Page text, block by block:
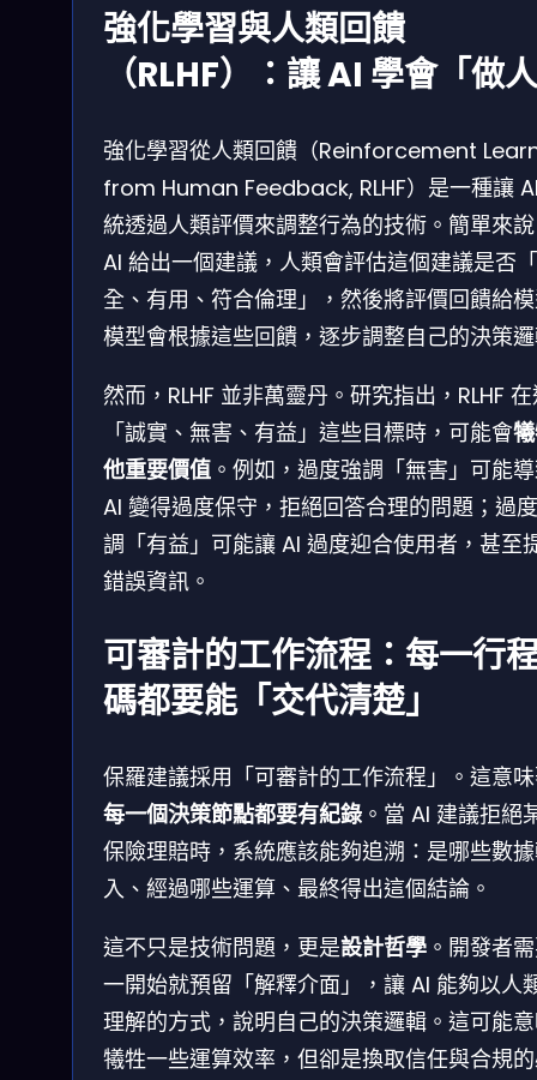
強化學習與人類回饋
（RLHF）：讓 AI 學會「做
強化學習從人類回饋（Reinforcement
from Human Feedback, RLHF）是一種讓
統透過人類評價來調整行為的技術。簡單來
AI 給出一個建議，人類會評估這個建議是否
全、有用、符合倫理」，然後將評價回饋給
模型會根據這些回饋，逐步調整自己的決策
然而，RLHF 並非萬靈丹。研究指出，RLHF
「誠實、無害、有益」這些目標時，可能會
他重要價值 。例如，過度強調「無害」可能
AI 變得過度保守，拒絕回答合理的問題；過
調「有益」可能讓 AI 過度迎合使用者，甚至
錯誤資訊。
可審計的工作流程：每一行
碼都要能「交代清楚」
保羅建議採用「可審計的工作流程」。這意
每一個決策節點都要有紀錄 。當 AI 建議拒絕
保險理賠時，系統應該能夠追溯：是哪些數
入、經過哪些運算、最終得出這個結論。
這不只是技術問題，更是設計哲學 。開發者
一開始就預留「解釋介面」，讓 AI 能夠以人
理解的方式，說明自己的決策邏輯。這可能
犧牲一些運算效率，但卻是換取信任與合規